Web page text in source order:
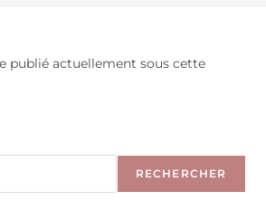
publié actuellement sous cette
RECHERCHER